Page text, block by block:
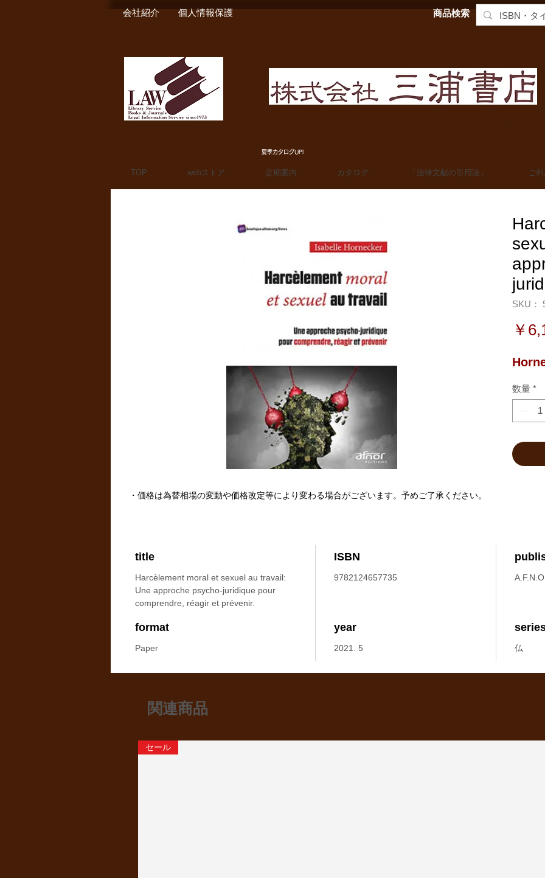
会社紹介 個人情報保護 商品検索
夏季カタログUP!
TOP webストア 定期案内 カタログ 「法律文献の引用法」 ご
SKU：
￥
数量 *
title
Harcèlement moral et sexuel au travail:
Une approche psycho-juridique pour
comprendre, réagir et prévenir.
ISBN
9782124657735
format
Paper
year
2021. 5 仏
・価格は為替相場の変動や価格改定等により変わる場合がございます。予めご了承ください。
関連商品
セール